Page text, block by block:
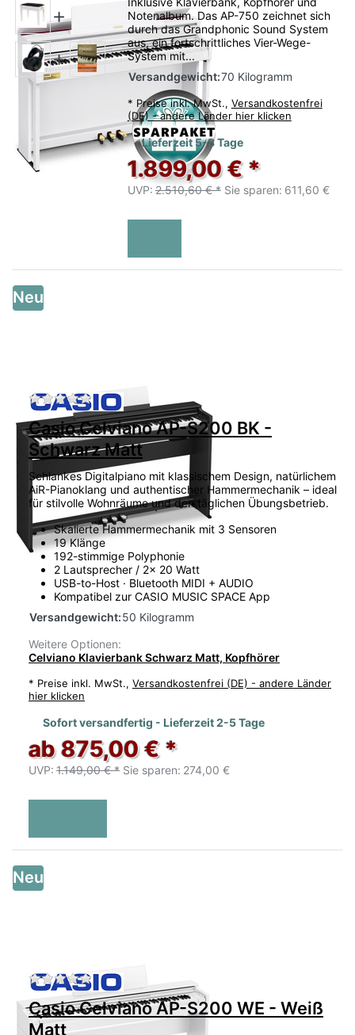
Notenalbum. Das AP-750 zeichnet sich
durch das Grandphonic Sound System
aus, ein fortschrittliches Vier-Wege-
System mit...
Versandgewicht:70 Kilogramm
* Preise inkl. MwSt., Versandkostenfrei
(DE) - andere Länder hier klicken
Lieferzeit 5-8 Tage
1.899,00 € *
UVP: 2.510,60 € * Sie sparen: 611,60 €
Neu
Zu diesem Produkt liegen noch keine
Casio Celviano AP-S200 BK -
Schwarz Matt
Schlankes Digitalpiano mit klassischem Design, natürlichem
AiR-Pianoklang und authentischer Hammermechanik – ideal
für stilvolle Wohnräume und den täglichen Übungsbetrieb.
Skalierte Hammermechanik mit 3 Sensoren
19 Klänge
192-stimmige Polyphonie
2 Lautsprecher / 2x 20 Watt
USB-to-Host · Bluetooth MIDI + AUDIO
Kompatibel zur CASIO MUSIC SPACE App
Versandgewicht:50 Kilogramm
Weitere Optionen:
Celviano Klavierbank Schwarz Matt, Kopfhörer
* Preise inkl. MwSt., Versandkostenfrei (DE) - andere Länder
hier klicken
Sofort versandfertig - Lieferzeit 2-5 Tage
ab 875,00 € *
UVP: 1.149,00 € * Sie sparen: 274,00 €
Neu
Zu diesem Produkt liegen noch keine
Casio Celviano AP-S200 WE - Weiß
Matt